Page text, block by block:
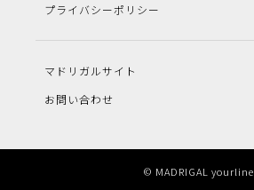
プライバシーポリシー
マドリガルサイト
お問い合わせ
© MADRIGAL yourline